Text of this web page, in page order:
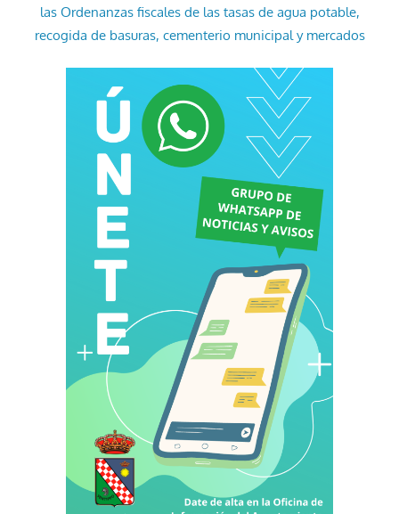
las Ordenanzas fiscales de las tasas de agua potable,
recogida de basuras, cementerio municipal y mercados